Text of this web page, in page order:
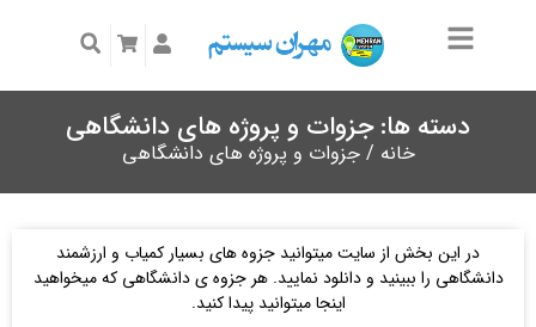
دسته ها: جزوات و پروژه های دانشگاهی
خانه / جزوات و پروژه های دانشگاهی
در این بخش از سایت میتوانید جزوه های بسیار کمیاب و ارزشمند
دانشگاهی را ببینید و دانلود نمایید. هر جزوه ی دانشگاهی که میخواهید
اینجا میتوانید پیدا کنید.